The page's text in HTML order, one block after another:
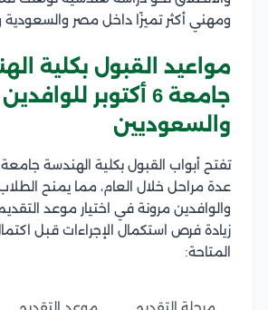
ومهني أكثر تميزًا داخل مصر والسعودية
مواعيد القبول بكلية
جامعة 6 أكتوبر للوافدين
والسعوديين
عدة مراحل خلال العام، مما يمنح
والوافدين مرونة في اختيار موعد
زيادة فرص استكمال الإجراءات قبل
المتاحة: